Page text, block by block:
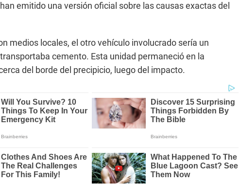
emitido una versión oficial sobre las causas exactas del
medios locales, el otro vehículo involucrado sería un
cemento. Esta unidad permaneció en la
del borde del precipicio, luego del impacto.